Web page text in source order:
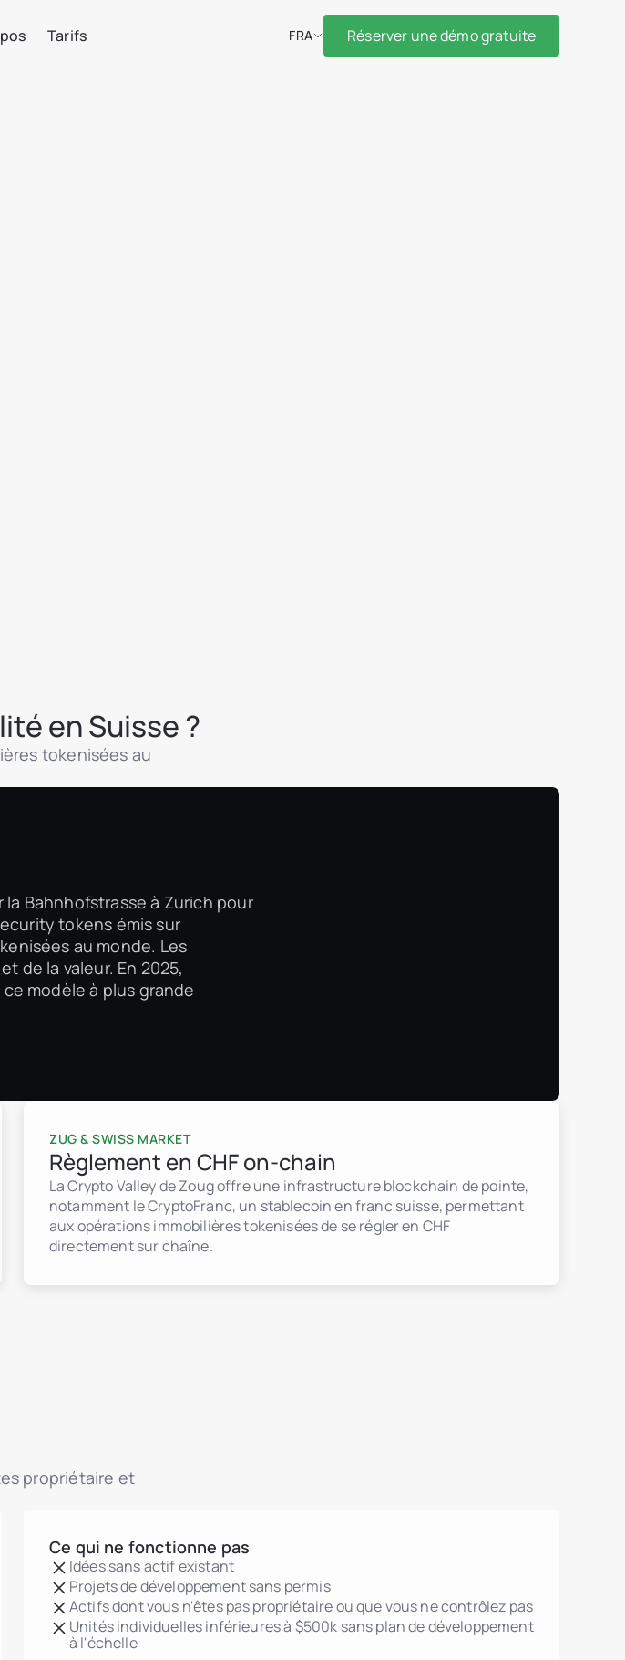
Tarifs FRA Réserver une démo gratuite
en Suisse ?
tokenisées au
la Bahnhofstrasse à Zurich pour
tokens émis sur
au monde. Les
de la valeur. En 2025,
modèle à plus grande
ZUG & SWISS MARKET
Règlement en CHF on-chain
La Crypto Valley de Zoug offre une infrastructure blockchain de pointe,
notamment le CryptoFranc, un stablecoin en franc suisse, permettant
aux opérations immobilières tokenisées de se régler en CHF
directement sur chaîne.
propriétaire et
Ce qui ne fonctionne pas
Idées sans actif existant
Projets de développement sans permis
Actifs dont vous n'êtes pas propriétaire ou que vous ne contrôlez pas
Unités individuelles inférieures à $500k sans plan de développement
à l'échelle